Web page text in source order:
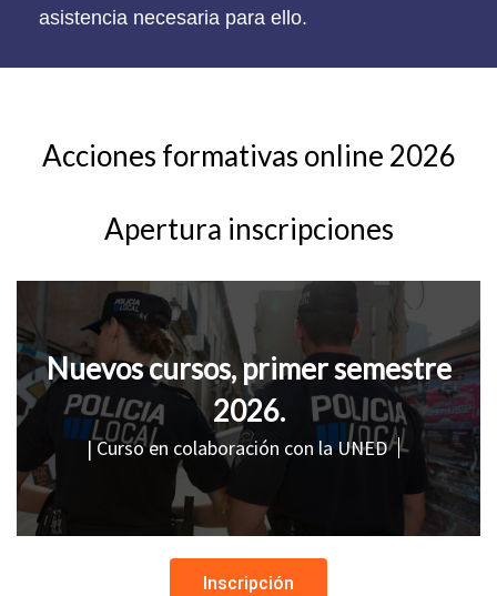
asistencia necesaria para ello.
Acciones formativas online 2026
Apertura inscripciones
Nuevos cursos, primer semestre
2026.
| Curso en colaboración con la UNED
Inscripción